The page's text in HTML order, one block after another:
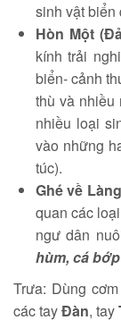
sinh vật biển
Hòn Một
kính trải
biển- cảnh
thù và nhiều
nhiều loại
vào những
túc).
Ghé về
quan các
ngư dân
hùm, cá
Trưa: Dùng
các tayĐàn, tay